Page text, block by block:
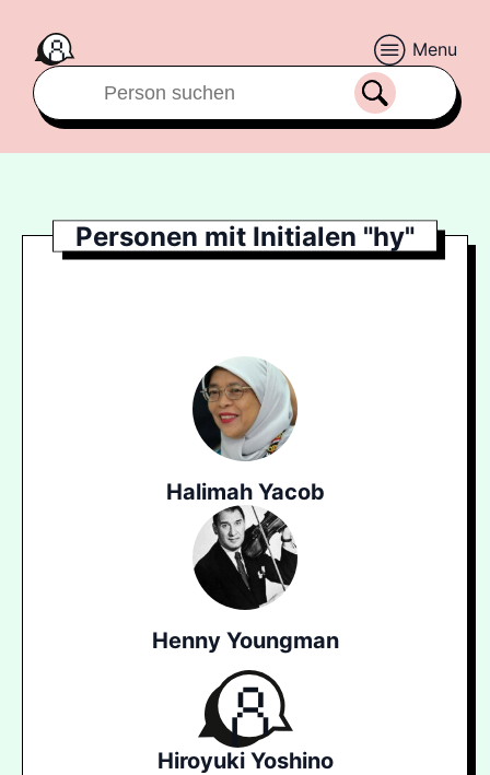
Menu
Personen mit Initialen "hy"
Halimah Yacob
Henny Youngman
Hiroyuki Yoshino